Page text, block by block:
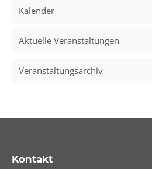
Kalender
Aktuelle Veranstaltungen
Veranstaltungsarchiv
Kontakt